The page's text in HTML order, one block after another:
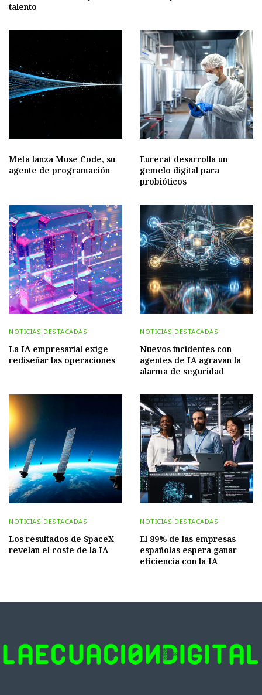
talento
Meta lanza Muse Code, su
agente de programación
Eurecat desarrolla un
gemelo digital para
probióticos
NOTICIAS DESTACADAS
La IA empresarial exige
rediseñar las operaciones
NOTICIAS DESTACADAS
Nuevos incidentes con
agentes de IA agravan la
alarma de seguridad
NOTICIAS DESTACADAS
Los resultados de SpaceX
revelan el coste de la IA
NOTICIAS DESTACADAS
El 89% de las empresas
españolas espera ganar
eficiencia con la IA